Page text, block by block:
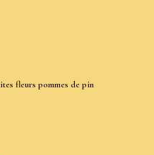
fleurs pommes de pin